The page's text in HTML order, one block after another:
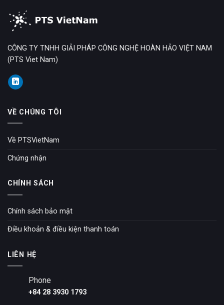
CÔNG TY TNHH GIẢI PHÁP CÔNG NGHỆ HOÀN HẢO VIỆT NAM
(PTS Viet Nam)
VỀ CHÚNG TÔI
Về PTSVietNam
Chứng nhận
CHÍNH SÁCH
Chính sách bảo mật
Điều khoản & điều kiện thanh toán
LIÊN HỆ
Phone
+84 28 3930 1793